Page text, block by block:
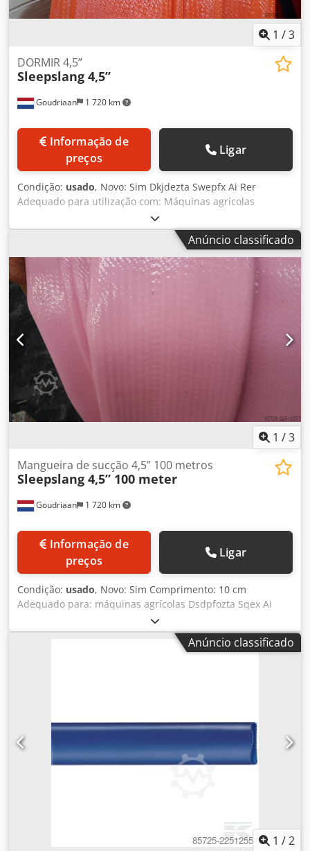
1 /3
Goudriaan 1 720 km
DORMIR 4,5”
Sleepslang 4,5”
preços
Ligar
Condição: usado, Novo: Sim Dkjdezta Swepfx Ai Rer
Adequado para utilização com: Máquinas agrícolas
Anúncio classificado
1 /3
Goudriaan 1 720 km
Mangueira de sucção 4,5” 100 metros
Sleepslang 4,5” 100 meter
preços
Ligar
Condição: usado, Novo: Sim Comprimento: 10 cm
Adequado para: máquinas agrícolas Dsdpfozta Sqex Ai
Anúncio classificado
1 /2